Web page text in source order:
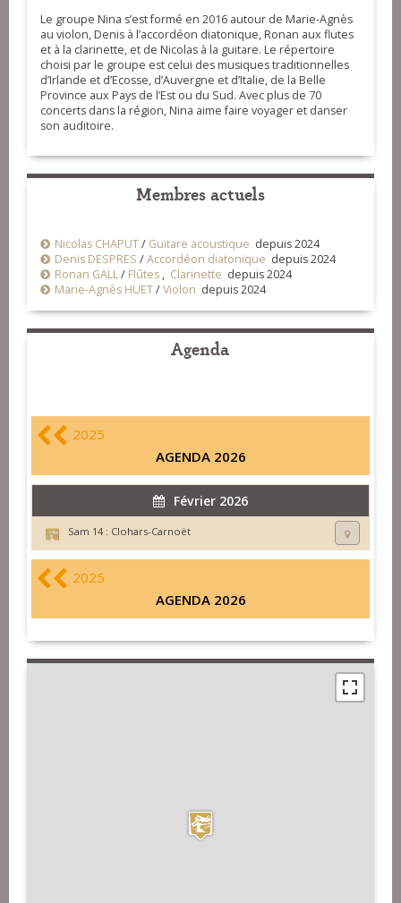
Le groupe Nina s’est formé en 2016 autour de Marie-Agnès
au violon, Denis à l’accordéon diatonique, Ronan aux flutes
et à la clarinette, et de Nicolas à la guitare. Le répertoire
choisi par le groupe est celui des musiques traditionnelles
d’Irlande et d’Ecosse, d’Auvergne et d’Italie, de la Belle
Province aux Pays de l’Est ou du Sud. Avec plus de 70
concerts dans la région, Nina aime faire voyager et danser
son auditoire.
Membres actuels
Nicolas CHAPUT/ Guitare acoustique depuis 2024
Denis DESPRES /Accordéon diatonique depuis 2024
Ronan GALL/ Flûtes , Clarinette depuis 2024
Marie-Agnès HUET/Violon depuis 2024
Agenda
2025
AGENDA 2026
Février 2026
Sam 14 : Clohars-Carnoët
2025
AGENDA 2026